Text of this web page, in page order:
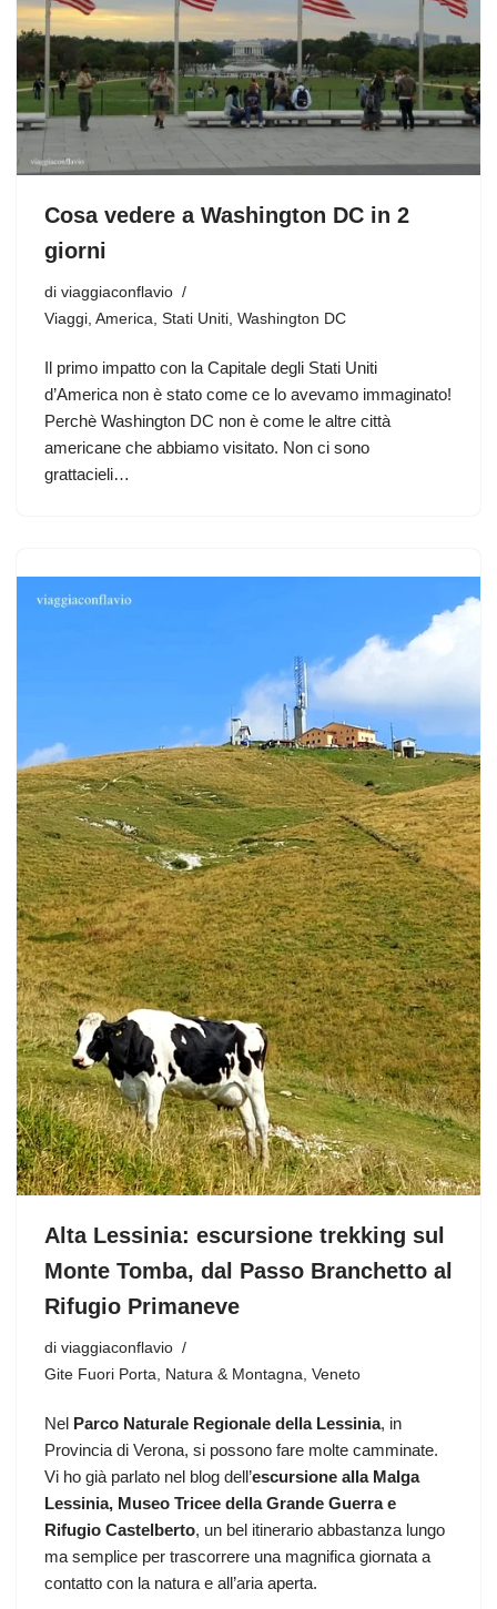
Cosa vedere a Washington DC in 2
giorni
di viaggiaconflavio
Viaggi, America, Stati Uniti, Washington DC
Il primo impatto con la Capitale degli Stati Uniti
d’America non è stato come ce lo avevamo immaginato!
Perchè Washington DC non è come le altre città
americane che abbiamo visitato. Non ci sono
grattacieli…
Alta Lessinia: escursione trekking sul
Monte Tomba, dal Passo Branchetto al
Rifugio Primaneve
di viaggiaconflavio
Gite Fuori Porta
Natura & Montagna Veneto
Nel Parco Naturale Regionale della Lessinia, in
Provincia di Verona, si possono fare molte camminate.
Vi ho già parlato nel blog dell’escursione alla Malga
Lessinia, Museo Tricee della Grande Guerra e
Rifugio Castelberto, un bel itinerario abbastanza lungo
ma semplice per trascorrere una magnifica giornata a
contatto con la natura e all’aria aperta.